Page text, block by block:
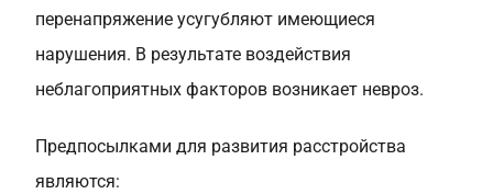
перенапряжение усугубляют имеющиеся
нарушения. В результате воздействия
неблагоприятных факторов возникает невроз.
Предпосылками для развития расстройства
являются: